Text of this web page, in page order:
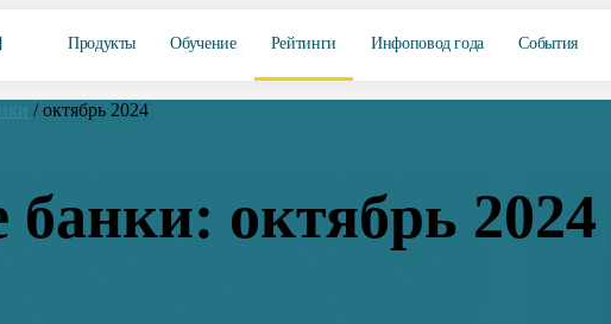
Продукты Обучение Рейтинги Инфоповод года События
/ октябрь 2024
банки: октябрь 2024